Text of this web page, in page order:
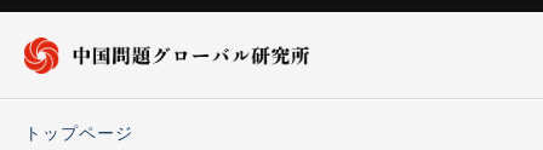
トップページ